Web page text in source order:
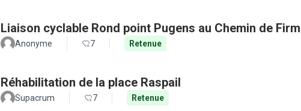
Liaison cyclable Rond point Pugens au Chemin de
Anonyme 7 Retenue
Réhabilitation de la place Raspail
Supacrum 7 Retenue